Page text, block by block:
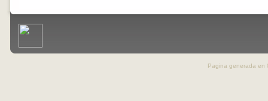
Pagina generada en